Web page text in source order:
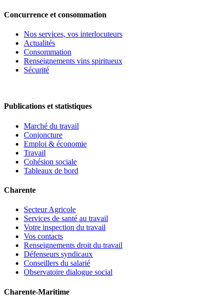
Concurrence et consommation
Nos services, vos interlocuteurs
Actualités
Consommation
Renseignements vins spiritueux
Sécurité
Publications et statistiques
Marché du travail
Conjoncture
Emploi & économie
Travail
Cohésion sociale
Tableaux de bord
Charente
Secteur Agricole
Services de santé au travail
Votre inspection du travail
Vos contacts
Renseignements droit du travail
Défenseurs syndicaux
Conseillers du salarié
Observatoire dialogue social
Charente-Maritime